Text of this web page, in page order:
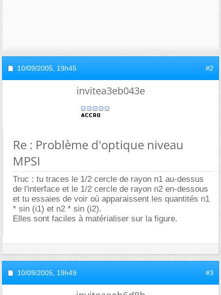
10/09/2005, 19h45 #2
invitea3eb043e
Re : Problème d'optique niveau
MPSI
Truc : tu traces le 1/2 cercle de rayon n1 au-dessus
de l'interface et le 1/2 cercle de rayon n2 en-dessous
et tu essaies de voir où apparaissent les quantités n1
* sin (i1) et n2 * sin (i2).
Elles sont faciles à matérialiser sur la figure.
10/09/2005, 19h49 #3